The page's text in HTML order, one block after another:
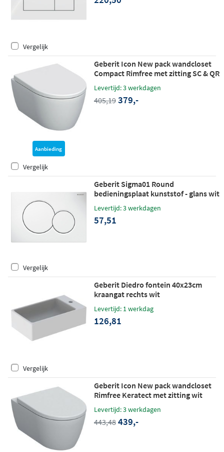
Vergelijk
Aanbieding
Geberit Icon New pack wandcloset
Compact Rimfree met zitting SC & QR
Levertijd: 3 werkdagen
405,19 379,-
Vergelijk
Geberit Sigma01 Round
bedieningsplaat kunststof - glans wit
Levertijd: 3 werkdagen
57,51
Vergelijk
Geberit Diedro fontein 40x23cm
kraangat rechts wit
Levertijd: 1 werkdag
126,81
Vergelijk
Geberit Icon New pack wandcloset
Rimfree Keratect met zitting wit
Levertijd: 3 werkdagen
443,48 439,-